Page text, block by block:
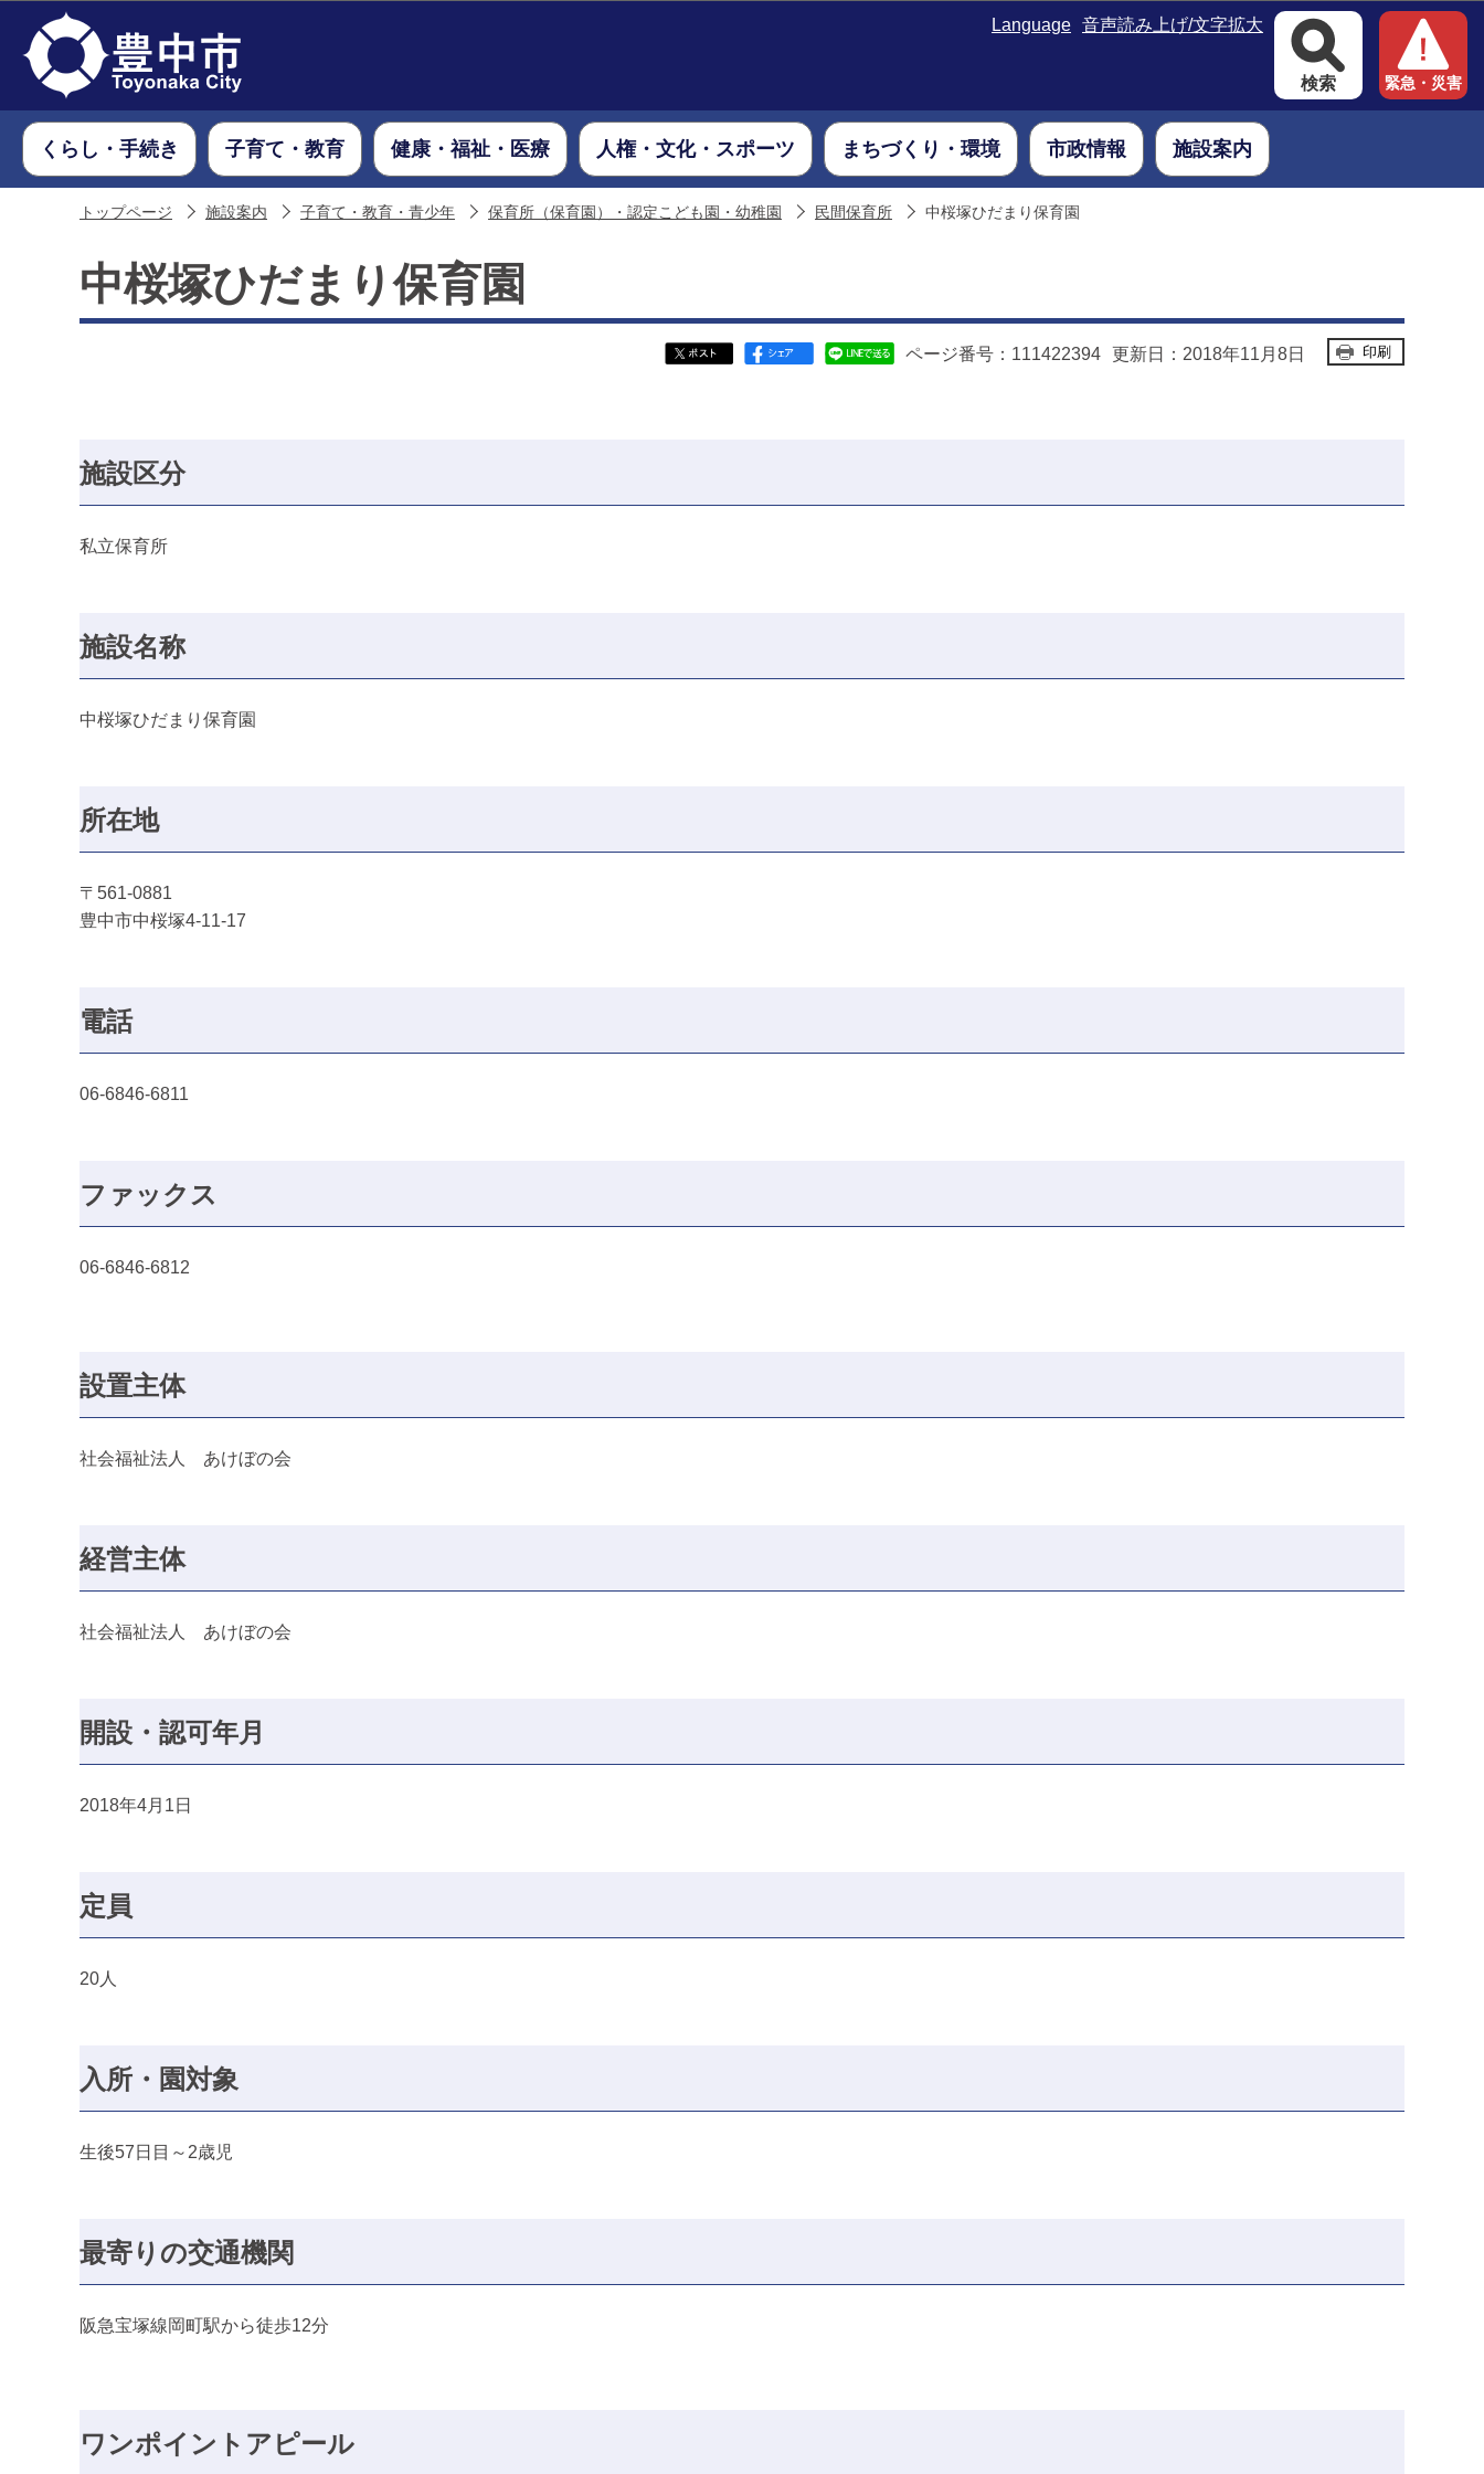
Language 音声読み上げ/文字拡大
検索 緊急・災害
くらし・手続き 子育て・教育 健康・福祉・医療 人権・文化・スポーツ まちづくり・環境 市政情報 施設案内
トップページ 施設案内 子育て・教育・青少年 保育所（保育園）・認定こども園・幼稚園 民間保育所 中桜塚ひだまり保育園
中桜塚ひだまり保育園
ページ番号：111422394 更新日：2018年11月8日 印刷
施設区分
私立保育所
施設名称
中桜塚ひだまり保育園
所在地
〒561-0881
豊中市中桜塚4-11-17
電話
06-6846-6811
ファックス
06-6846-6812
設置主体
社会福祉法人 あけぼの会
経営主体
社会福祉法人 あけぼの会
開設・認可年月
2018年4月1日
定員
20人
入所・園対象
生後57日目～2歳児
最寄りの交通機関
阪急宝塚線岡町駅から徒歩12分
ワンポイントアピール